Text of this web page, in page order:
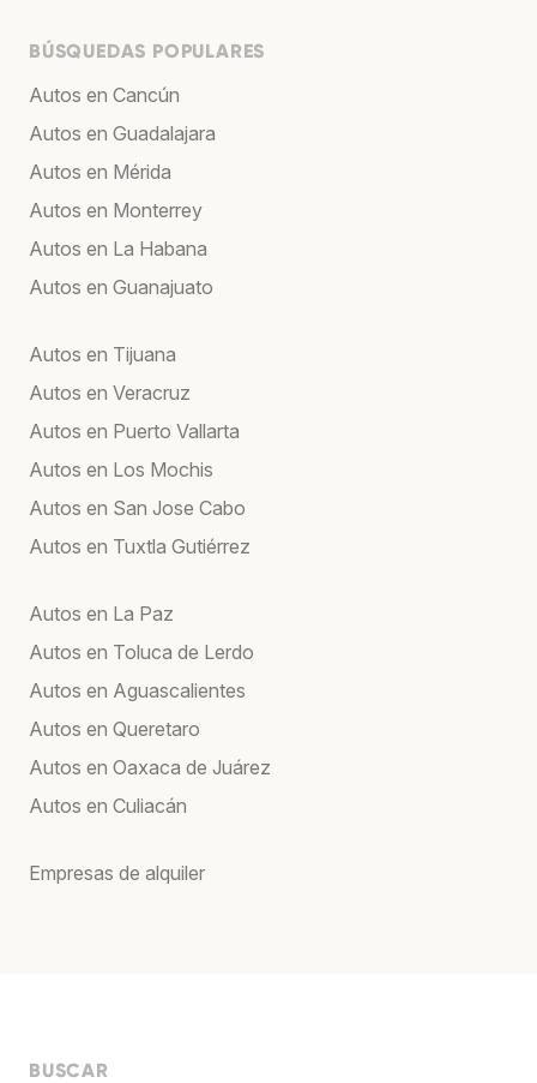
BÚSQUEDAS POPULARES
Autos en Cancún
Autos en Guadalajara
Autos en Mérida
Autos en Monterrey
Autos en La Habana
Autos en Guanajuato
Autos en Tijuana
Autos en Veracruz
Autos en Puerto Vallarta
Autos en Los Mochis
Autos en San Jose Cabo
Autos en Tuxtla Gutiérrez
Autos en La Paz
Autos en Toluca de Lerdo
Autos en Aguascalientes
Autos en Queretaro
Autos en Oaxaca de Juárez
Autos en Culiacán
Empresas de alquiler
BUSCAR